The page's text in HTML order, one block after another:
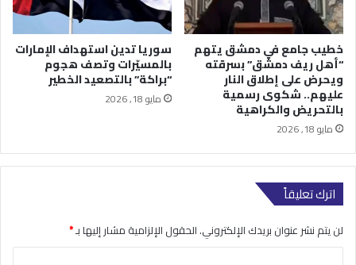
خطيب جامع في دمشق يتهم
“أهل ريف دمشق” بسرقته
ويحرض على إطلاق النار
عليهم.. شكوى رسمية
بالتحريض والكراهية
مايو 18, 2026
سوريا تدين استهداف الإمارات
بالمسيّرات وتصف هجوم
“براكة” بالتصعيد الخطير
مايو 18, 2026
اترك تعليقاً
لن يتم نشر عنوان بريدك الإلكتروني.الحقول الإلزامية مشار إليها بـ*